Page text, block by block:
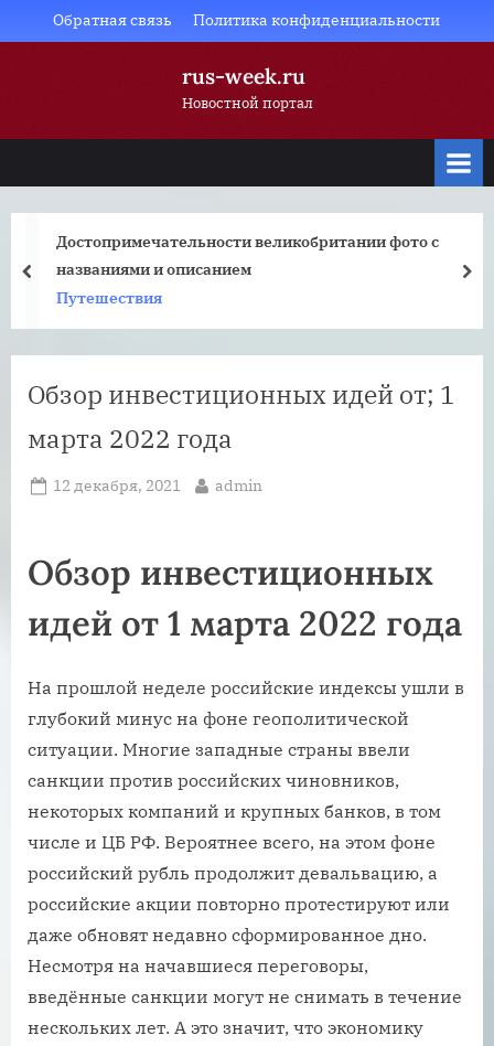
to
Обратная связь Политика конфиденциальности
rus-week.ru
Новостной портал
Достопримечательности великобритании фото с
названиями и описанием
Путешествия
prev
Обзор инвестиционных идей от; 1
марта 2022 года
Posted
12 декабря, 2021 By
admin
Обзор инвестиционных
идей от 1 марта 2022 года
На прошлой неделе российские индексы ушли в
глубокий минус на фоне геополитической
ситуации. Многие западные страны ввели
санкции против российских чиновников,
некоторых компаний и крупных банков, в том
числе и ЦБ РФ. Вероятнее всего, на этом фоне
российский рубль продолжит девальвацию, а
российские акции повторно протестируют или
даже обновят недавно сформированное дно.
Несмотря на начавшиеся переговоры,
введённые санкции могут не снимать в течение
нескольких лет. А это значит, что экономику